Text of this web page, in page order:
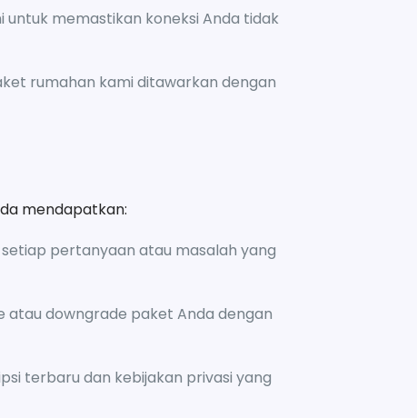
memastikan koneksi Anda tidak
rumahan kami ditawarkan dengan
mendapatkan:
pertanyaan atau masalah yang
atau downgrade paket Anda dengan
terbaru dan kebijakan privasi yang